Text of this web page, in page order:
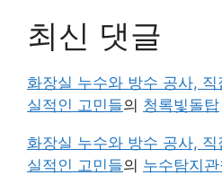
최신 댓글
화장실 누수와 방수 공사,
실적인 고민들의 청록빛돌탑
화장실 누수와 방수 공사,
실적인 고민들의 누수탐지